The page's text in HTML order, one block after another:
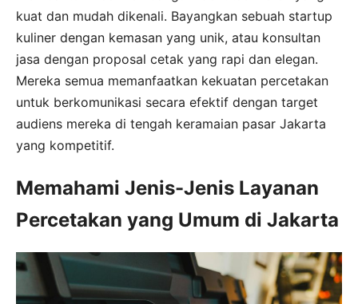
kuat dan mudah dikenali. Bayangkan sebuah startup
kuliner dengan kemasan yang unik, atau konsultan
jasa dengan proposal cetak yang rapi dan elegan.
Mereka semua memanfaatkan kekuatan percetakan
untuk berkomunikasi secara efektif dengan target
audiens mereka di tengah keramaian pasar Jakarta
yang kompetitif.
Memahami Jenis-Jenis Layanan
Percetakan yang Umum di Jakarta